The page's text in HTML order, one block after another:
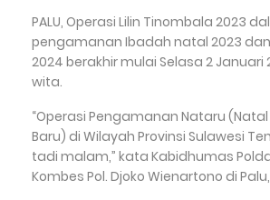
PALU, Operasi Lilin Tinombala 2023
pengamanan Ibadah natal 2023
2024 berakhir mulai Selasa 2 Januari
wita.
“Operasi Pengamanan Nataru
Baru) di Wilayah Provinsi Sulawesi
tadi malam,” kata Kabidhumas
Kombes Pol. Djoko Wienartono di